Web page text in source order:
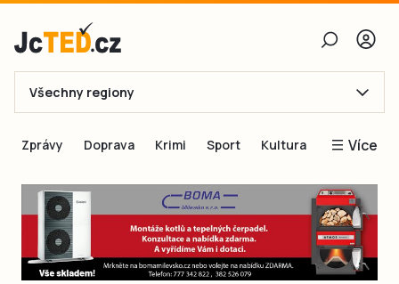
E-mail
Obnovit heslo
Přihlásit se
Všechny regiony
Zprávy Doprava Krimi Sport Kultura Více
Blogy
Inspirace
Čtenáři píší
Speciální přílohy